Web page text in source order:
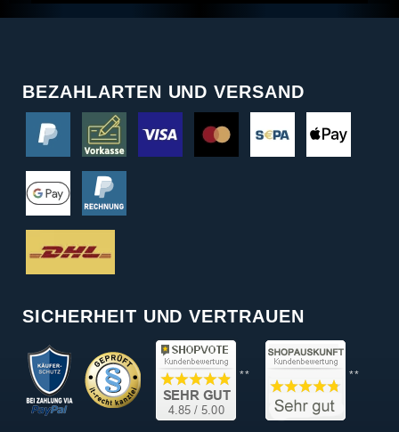
BEZAHLARTEN UND VERSAND
SICHERHEIT UND VERTRAUEN
** **